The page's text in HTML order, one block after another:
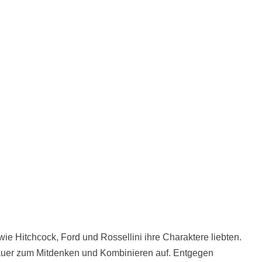
Hitchcock, Ford und Rossellini ihre Charaktere liebten.
zum Mitdenken und Kombinieren auf. Entgegen